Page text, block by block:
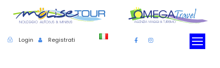
Login Registrati